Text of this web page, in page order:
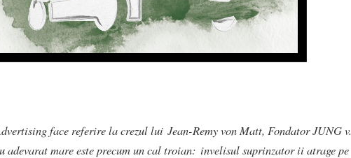
face referire la crezul lui Jean-Remy von Matt, Fondator JUNG v.
adevarat mare este precum un cal troian: invelisul suprinzator ii atrage pe